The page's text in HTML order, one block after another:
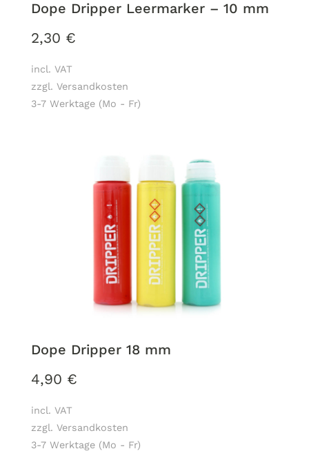
Dope Dripper Leermarker – 10 mm
2,30 €
incl. VAT
zzgl. Versandkosten
3-7 Werktage (Mo - Fr)
Dope Dripper 18 mm
4,90 €
incl. VAT
zzgl. Versandkosten
3-7 Werktage (Mo - Fr)